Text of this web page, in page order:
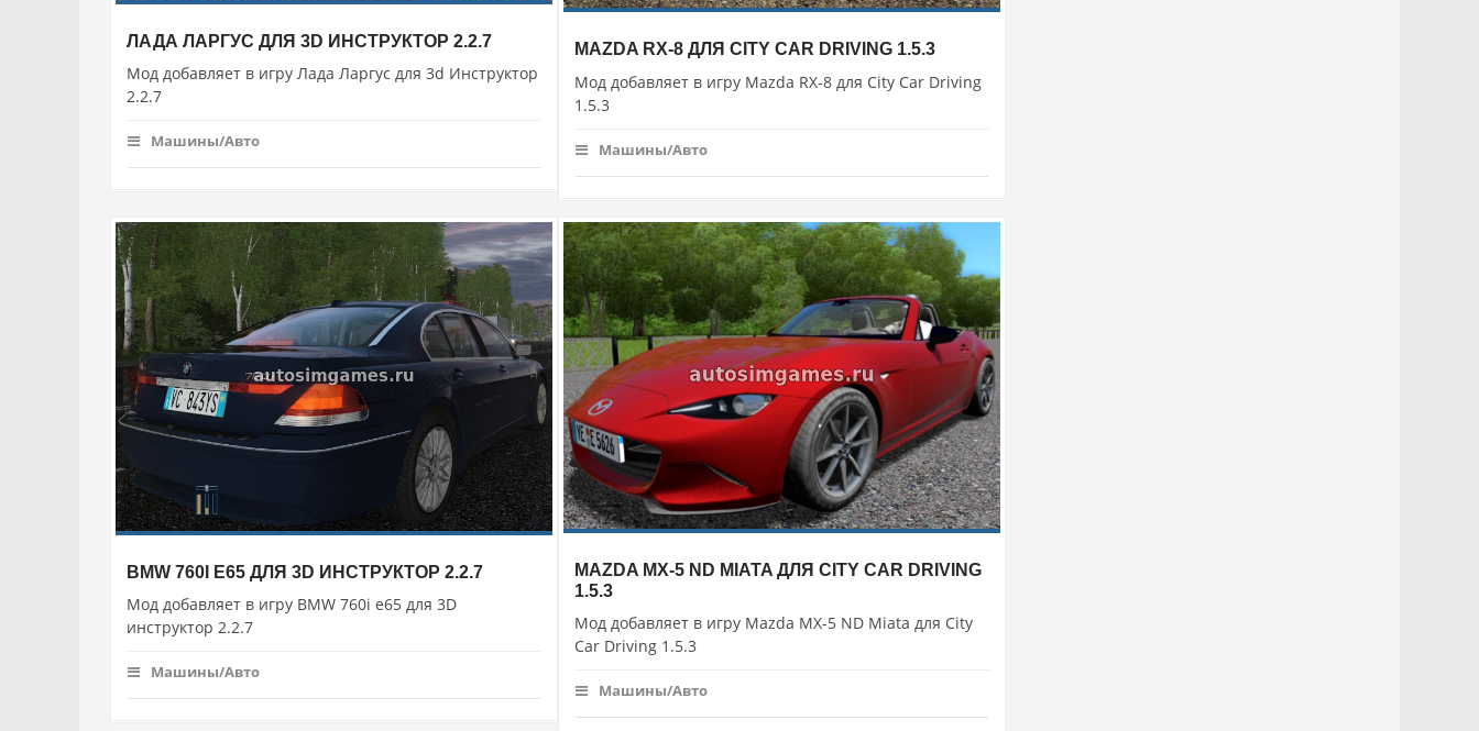
ЛАДА ЛАРГУС ДЛЯ 3D ИНСТРУКТОР 2.2.7
Мод добавляет в игру Лада Ларгус для 3d Инструктор
2.2.7
Машины/Авто
MAZDA RX-8 ДЛЯ CITY CAR DRIVING 1.5.3
Мод добавляет в игру Mazda RX-8 для City Car Driving
1.5.3
Машины/Авто
BMW 760I E65 ДЛЯ 3D ИНСТРУКТОР 2.2.7
Мод добавляет в игру BMW 760i e65 для 3D
инструктор 2.2.7
Машины/Авто
MAZDA MX-5 ND MIATA ДЛЯ CITY CAR DRIVING
1.5.3
Мод добавляет в игру Mazda MX-5 ND Miata для City
Car Driving 1.5.3
Машины/Авто